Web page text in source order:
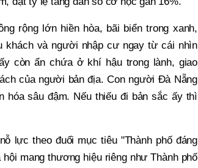
rộng lớn hiền hòa, bãi biển trong xanh,
khách và người nhập cư ngay từ cái nhìn
còn ẩn chứa ở khí hậu trong lành, giao
của người bản địa. Con người Đà Nẵng
sâu đậm. Nếu thiếu đi bản sắc ấy thì
lực theo đuổi mục tiêu "Thành phố đáng
mang thương hiệu riêng như Thành phố